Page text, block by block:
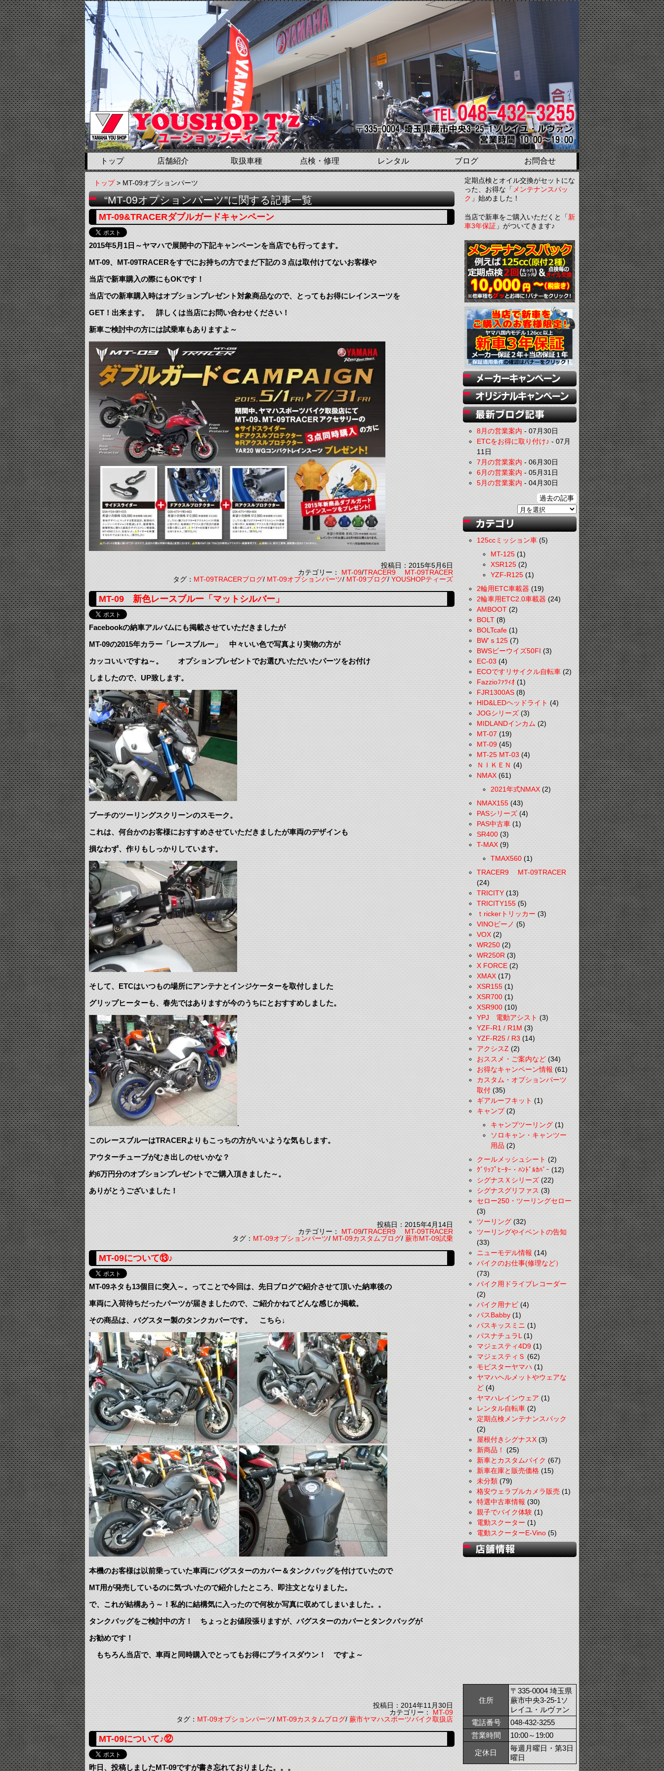
トップ 店舗紹介 取扱車種 点検・修理 レンタル ブログ お問合せ
トップ> MT-09オプションパーツ
“MT-09オプションパーツ”に関する記事一覧
MT-09&TRACERダブルガードキャンペーン
2015年5月1日～ヤマハで展開中の下記キャンペーンを当店でも行ってます。
MT-09、MT-09TRACERをすでにお持ちの方でまだ下記の３点は取付けてないお客様や
当店で新車購入の際にもOKです！
当店での新車購入時はオプションプレゼント対象商品なので、とってもお得にレインスーツを
GET！出来ます。 詳しくは当店にお問い合わせください！
新車ご検討中の方には試乗車もありますよ～
投稿日：2015年5月6日
カテゴリー：MT-09/TRACER9 MT-09TRACER
タグ：MT-09TRACERブログ/MT-09オプションパーツ/MT-09ブログ/YOUSHOPティーズ
MT-09 新色レースブルー「マットシルバー」
Facebookの納車アルバムにも掲載させていただきましたが
MT-09の2015年カラー「レースブルー」 中々いい色で写真より実物の方が
カッコいいですね～。 オプションプレゼントでお選びいただいたパーツをお付け
しましたので、UP致します。
プーチのツーリングスクリーンのスモーク。
これは、何台かのお客様におすすめさせていただきましたが車両のデザインも
損なわず、作りもしっかりしています。
そして、ETCはいつもの場所にアンテナとインジケーターを取付しました
グリップヒーターも、春先ではありますが今のうちにとおすすめしました。
.
このレースブルーはTRACERよりもこっちの方がいいような気もします。
アウターチューブがむき出しのせいかな？
約6万円分のオプションプレゼントでご購入頂きました～。
ありがとうございました！
投稿日：2015年4月14日
カテゴリー：MT-09/TRACER9 MT-09TRACER
タグ：MT-09オプションパーツ/MT-09カスタムブログ/蕨市MT-09試乗
MT-09について⑬♪
MT-09ネタも13個目に突入～。ってことで今回は、先日ブログで紹介させて頂いた納車後の
車両に入荷待ちだったパーツが届きましたので、ご紹介かねてどんな感じか掲載。
その商品は、バグスター製のタンクカバーです。 こちら↓
本機のお客様は以前乗っていた車両にバグスターのカバー＆タンクバッグを付けていたので
MT用が発売しているのに気づいたので紹介したところ、即注文となりました。
で、これが結構あう～！私的に結構気に入ったので何枚か写真に収めてしまいました。。
タンクバッグをご検討中の方！ ちょっとお値段張りますが、バグスターのカバーとタンクバッグが
お勧めです！
もちろん当店で、車両と同時購入でとってもお得にプライスダウン！ ですよ～
投稿日：2014年11月30日
カテゴリー：MT-09
タグ：MT-09オプションパーツ/MT-09カスタムブログ/蕨市ヤマハスポーツバイク取扱店
MT-09について♪⑫
昨日、投稿しましたMT-09ですが書き忘れておりました。。。
定期点検とオイル交換がセットにな
った、お得な「 メンテナンスパッ
ク」始めました！
当店で新車をご購入いただくと「新
車3年保証」がついてきます♪
8月の営業案内-07月30日
ETCをお得に取り付け♪-07月
11日
7月の営業案内-06月30日
6月の営業案内-05月31日
5月の営業案内-04月30日
過去の記事
125ccミッション車(5)
MT-125(1)
XSR125(2)
YZF-R125(1)
2輪用ETC車載器(19)
2輪車用ETC2.0車載器(24)
AMBOOT(2)
BOLT(8)
BOLTcafe(1)
BW'ｓ125(7)
BWSビーウイズ50FI(3)
EC-03(4)
ECOですリサイクル自転車(2)
Fazzioﾌｧﾂｨｵ(1)
FJR1300AS(8)
HID&LEDヘッドライト(4)
JOGシリーズ(3)
MIDLANDインカム(2)
MT-07(19)
MT-09 (45)
MT-25 MT-03(4)
ＮＩＫＥＮ(4)
NMAX(61)
2021年式NMAX(2)
NMAX155(43)
PASシリーズ(4)
PAS中古車(1)
SR400(3)
T-MAX(9)
TMAX560(1)
TRACER9 MT-09TRACER
(24)
TRICITY(13)
TRICITY155(5)
ｔrickerトリッカー(3)
VINOビーノ(5)
VOX(2)
WR250(2)
WR250R(3)
X FORCE(2)
XMAX(17)
XSR155(1)
XSR700(1)
XSR900(10)
YPJ 電動アシスト(3)
YZF-R1 / R1M(3)
YZF-R25 / R3(14)
アクシスZ(2)
おススメ・ご案内など(34)
お得なキャンペーン情報(61)
カスタム・オプションパーツ
取付(35)
ギアルーフキット(1)
キャンプ(2)
キャンプツーリング(1)
ソロキャン・キャンツー
用品(2)
クールメッシュシート(2)
ｸﾞﾘｯﾌﾟﾋｰﾀｰ・ﾊﾝﾄﾞﾙｶﾊﾞｰ(12)
シグナスＸシリーズ(22)
シグナスグリファス(3)
セロー250・ツーリングセロー
(3)
ツーリング(32)
ツーリングやイベントの告知
(33)
ニューモデル情報(14)
バイクのお仕事(修理など）
(73)
バイク用ドライブレコーダー
(2)
バイク用ナビ(4)
パスBabby(1)
パスキッスミニ(1)
パスナチュラL(1)
マジェスティ4D9(1)
マジェスティＳ(62)
モビスターヤマハ(1)
ヤマハヘルメットやウェアな
ど(4)
ヤマハレインウェア(1)
レンタル自転車(2)
定期点検メンテナンスパック
(2)
屋根付きシグナスX(3)
新商品！(25)
新車とカスタムバイク(67)
新車在庫と販売価格(15)
未分類(79)
格安ウェラブルカメラ販売(1)
特選中古車情報(30)
親子でバイク体験(1)
電動スクーター(1)
電動スクーターE-Vino(5)
住所
〒335-0004 埼玉県
蕨市中央3-25-1ソ
レイユ・ルヴァン
電話番号
048-432-3255
営業時間
10:00～19:00
定休日
毎週月曜日・第3日
曜日